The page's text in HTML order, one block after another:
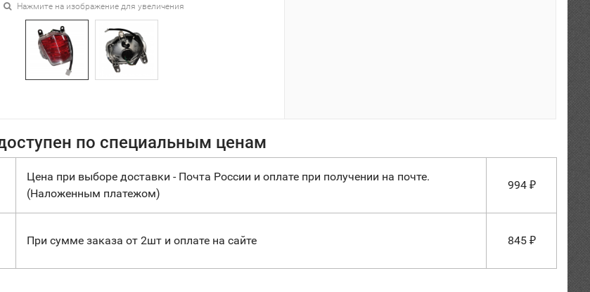
Нажмите на изображение для увеличения
по специальным ценам
Цена при выборе доставки - Почта России и оплате при получении на почте.
(Наложенным платежом)
994 ₽
При сумме заказа от 2шт и оплате на сайте 845 ₽